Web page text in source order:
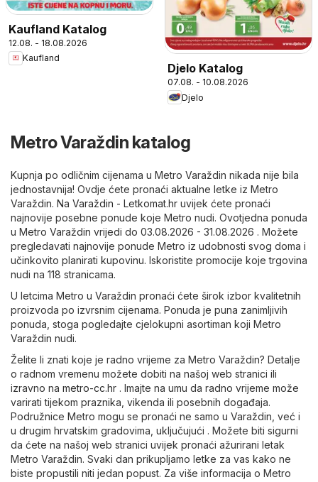
Kaufland Katalog
12.08. - 18.08.2026
Kaufland
Djelo Katalog
07.08. - 10.08.2026
Djelo
Metro Varaždin katalog
Kupnja po odličnim cijenama u Metro Varaždin nikada nije bila
jednostavnija! Ovdje ćete pronaći aktualne letke iz Metro
Varaždin. Na Varaždin - Letkomat.hr uvijek ćete pronaći
najnovije posebne ponude koje Metro nudi. Ovotjedna ponuda
u Metro Varaždin vrijedi do 03.08.2026 - 31.08.2026 . Možete
pregledavati najnovije ponude Metro iz udobnosti svog doma i
učinkovito planirati kupovinu. Iskoristite promocije koje trgovina
nudi na 118 stranicama.
U letcima Metro u Varaždin pronaći ćete širok izbor kvalitetnih
proizvoda po izvrsnim cijenama. Ponuda je puna zanimljivih
ponuda, stoga pogledajte cjelokupni asortiman koji Metro
Varaždin nudi.
Želite li znati koje je radno vrijeme za Metro Varaždin? Detalje
o radnom vremenu možete dobiti na našoj web stranici ili
izravno na metro-cc.hr . Imajte na umu da radno vrijeme može
varirati tijekom praznika, vikenda ili posebnih događaja.
Podružnice Metro mogu se pronaći ne samo u Varaždin, već i
u drugim hrvatskim gradovima, uključujući . Možete biti sigurni
da ćete na našoj web stranici uvijek pronaći ažurirani letak
Metro Varaždin. Svaki dan prikupljamo letke za vas kako ne
biste propustili niti jedan popust. Za više informacija o Metro